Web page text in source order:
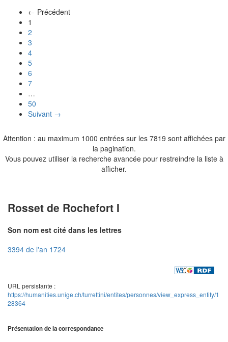
← Précédent
1
2
3
4
5
6
7
…
50
Suivant →
Attention : au maximum 1000 entrées sur les 7819 sont affichées par
la pagination.
Vous pouvez utiliser la recherche avancée pour restreindre la liste à
afficher.
Rosset de Rochefort I
Son nom est cité dans les lettres
3394 de l'an 1724
URL persistante :
https://humanities.unige.ch/turrettini/entites/personnes/view_express_entity/1
28364
Présentation de la correspondance